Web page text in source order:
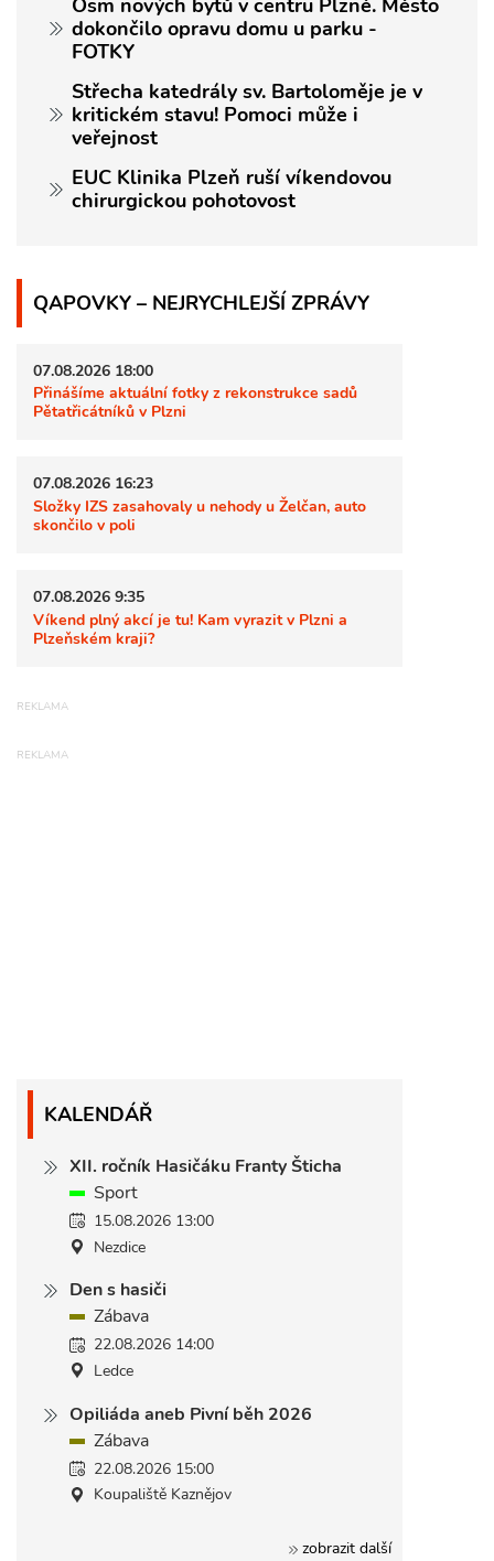
dokončilo opravu domu u parku -
FOTKY
Střecha katedrály sv. Bartoloměje je v
kritickém stavu! Pomoci může i
veřejnost
EUC Klinika Plzeň ruší víkendovou
chirurgickou pohotovost
QAPOVKY – NEJRYCHLEJŠÍ ZPRÁVY
07.08.2026 18:00
Přinášíme aktuální fotky z rekonstrukce sadů
Pětatřicátníků v Plzni
07.08.2026 16:23
Složky IZS zasahovaly u nehody u Želčan, auto
skončilo v poli
07.08.2026 9:35
Víkend plný akcí je tu! Kam vyrazit v Plzni a
Plzeňském kraji?
KALENDÁŘ
XII. ročník Hasičáku Franty Šticha
Sport
15.08.2026 13:00
Nezdice
Den s hasiči
Zábava
22.08.2026 14:00
Ledce
Opiliáda aneb Pivní běh 2026
Zábava
22.08.2026 15:00
Koupaliště Kaznějov
zobrazit další